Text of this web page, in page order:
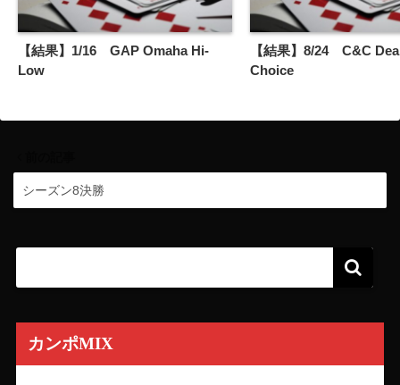
【結果】1/16 GAP Omaha Hi-
Low
【結果】8/24 C&C
Choice
シーズン8決勝
カンポMIX